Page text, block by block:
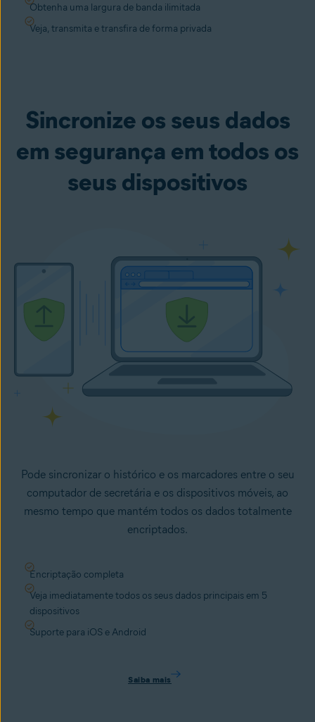
Obtenha uma largura de banda ilimitada
Veja, transmita e transfira de forma privada
Sincronize os seus dados
em segurança em todos os
seus dispositivos
Pode sincronizar o histórico e os marcadores entre o seu
computador de secretária e os dispositivos móveis, ao
mesmo tempo que mantém todos os dados totalmente
encriptados.
Encriptação completa
Veja imediatamente todos os seus dados principais em 5
dispositivos
Suporte para iOS e Android
Saiba mais